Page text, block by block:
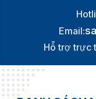
Email:
Hỗ trợ trực